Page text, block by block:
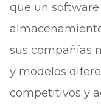
que un
sus compañías
y modelos
competitivos y